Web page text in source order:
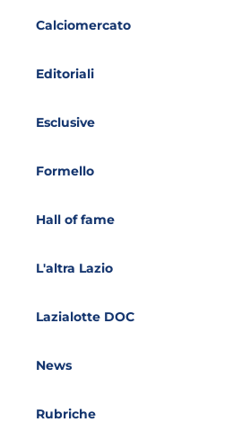
Calciomercato
Editoriali
Esclusive
Formello
Hall of fame
L'altra Lazio
Lazialotte DOC
News
Rubriche